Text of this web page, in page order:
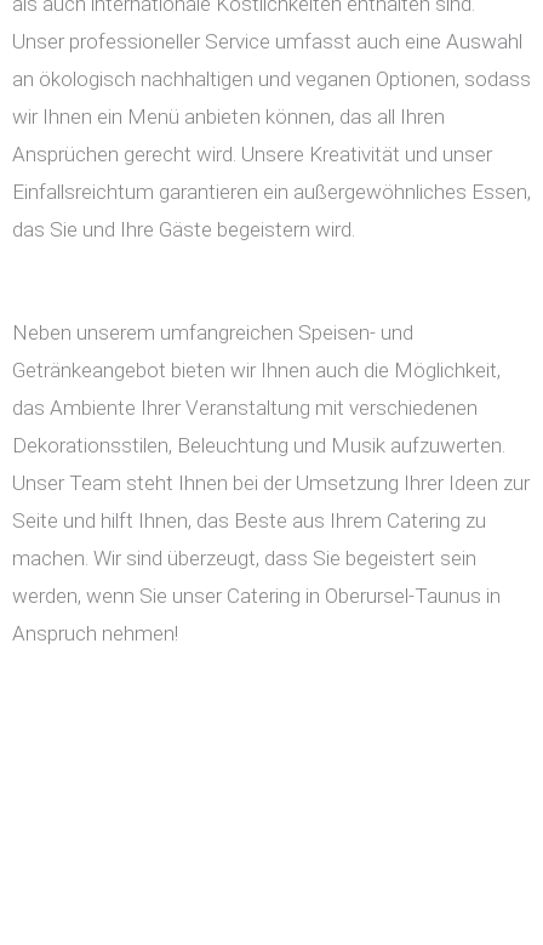
Unser professioneller Service umfasst auch eine Auswahl
an ökologisch nachhaltigen und veganen Optionen, sodass
wir Ihnen ein Menü anbieten können, das all Ihren
Ansprüchen gerecht wird. Unsere Kreativität und unser
Einfallsreichtum garantieren ein außergewöhnliches Essen,
das Sie und Ihre Gäste begeistern wird.
Neben unserem umfangreichen Speisen- und
Getränkeangebot bieten wir Ihnen auch die Möglichkeit,
das Ambiente Ihrer Veranstaltung mit verschiedenen
Dekorationsstilen, Beleuchtung und Musik aufzuwerten.
Unser Team steht Ihnen bei der Umsetzung Ihrer Ideen zur
Seite und hilft Ihnen, das Beste aus Ihrem Catering zu
machen. Wir sind überzeugt, dass Sie begeistert sein
werden, wenn Sie unser Catering in Oberursel-Taunus in
Anspruch nehmen!